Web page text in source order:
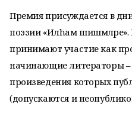
Премия присуждается в
поэзии «Илhам
принимают участие как
начинающие литераторы
произведения которых
(допускаются и